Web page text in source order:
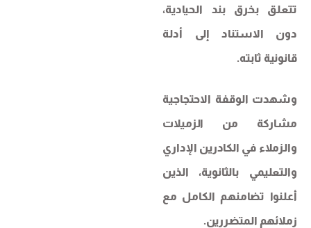
تتعلق بخرق بند الحيادية،
دون الاستناد إلى أدلة
قانونية ثابته.
وشهدت الوقفة الاحتجاجية
مشاركة من الزميلات
والزملاء في الكادرين الإداري
والتعليمي بالثانوية، الذين
أعلنوا تضامنهم الكامل مع
زملائهم المتضررين.